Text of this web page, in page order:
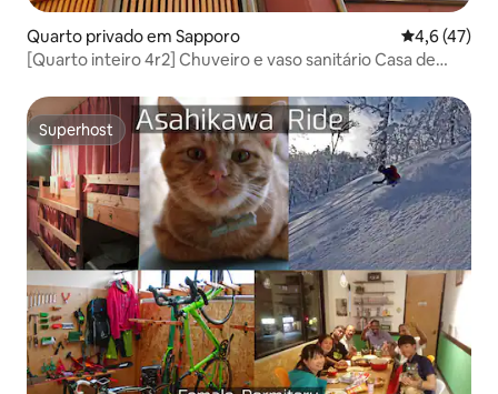
Quarto privado em Sapporo
4,6 (47)
[Quarto inteiro 4r2] Chuveiro e vaso sanitário Casa de
Superhost
Superhost